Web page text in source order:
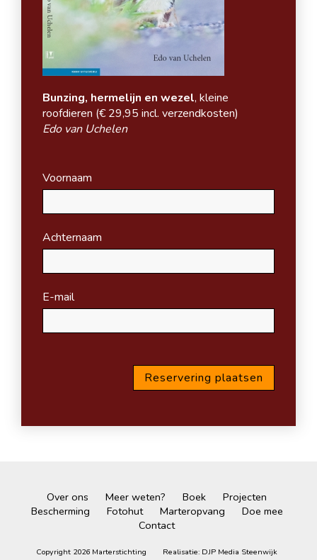
Bunzing, hermelijn en wezel, kleine
roofdieren (€ 29,95 incl. verzendkosten)
Edo van Uchelen
Voornaam
Achternaam
E-mail
Over ons Meer weten? Boek
Projecten
Bescherming
Fotohut Marteropvang
Doe mee
Contact
Copyright 2026 Marterstichting Realisatie: DJP Media Steenwijk